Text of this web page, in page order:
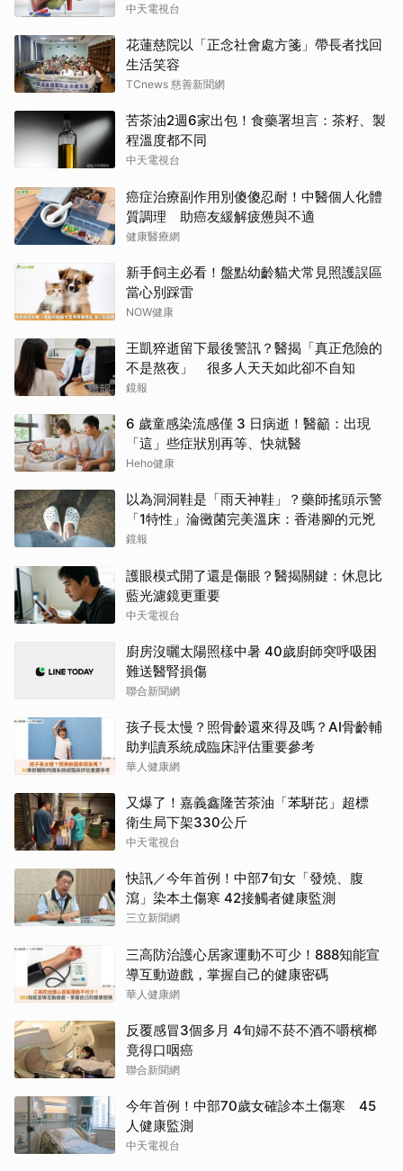
中天電視台
花蓮慈院以「正念社會處方箋」帶長者找回
生活笑容
TCnews 慈善新聞網
苦茶油2週6家出包！食藥署坦言：茶籽、製
程溫度都不同
中天電視台
癌症治療副作用別傻傻忍耐！中醫個人化體
質調理 助癌友緩解疲憊與不適
健康醫療網
新手飼主必看！盤點幼齡貓犬常見照護誤區
當心別踩雷
NOW健康
王凱猝逝留下最後警訊？醫揭「真正危險的
不是熬夜」 很多人天天如此卻不自知
鏡報
6 歲童感染流感僅 3 日病逝！醫籲：出現
「這」些症狀別再等、快就醫
Heho健康
以為洞洞鞋是「雨天神鞋」？藥師搖頭示警
「1特性」淪黴菌完美溫床：香港腳的元兇
鏡報
護眼模式開了還是傷眼？醫揭關鍵：休息比
藍光濾鏡更重要
中天電視台
廚房沒曬太陽照樣中暑 40歲廚師突呼吸困
難送醫腎損傷
聯合新聞網
孩子長太慢？照骨齡還來得及嗎？AI骨齡輔
助判讀系統成臨床評估重要參考
華人健康網
又爆了！嘉義鑫隆苦茶油「苯駢芘」超標
衛生局下架330公斤
中天電視台
快訊／今年首例！中部7旬女「發燒、腹
瀉」染本土傷寒 42接觸者健康監測
三立新聞網
三高防治護心居家運動不可少！888知能宣
導互動遊戲，掌握自己的健康密碼
華人健康網
反覆感冒3個多月 4旬婦不菸不酒不嚼檳榔
竟得口咽癌
聯合新聞網
今年首例！中部70歲女確診本土傷寒 45
人健康監測
中天電視台